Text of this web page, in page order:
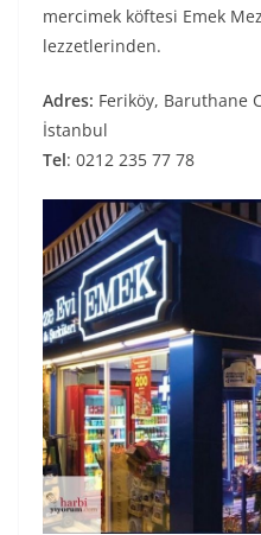
mercimek köftesi Emek
lezzetlerinden.
Adres: Feriköy, Baruthane
İstanbul
Tel: 0212 235 77 78